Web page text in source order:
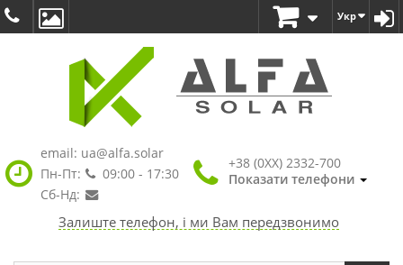
Укр
email: ua@alfa.solar
Пн-Пт:
09:00 - 17:30
Сб-Нд:
+38 (0XX) 2332-700
Показати телефони
Залиште телефон, і ми Вам передзвонимо